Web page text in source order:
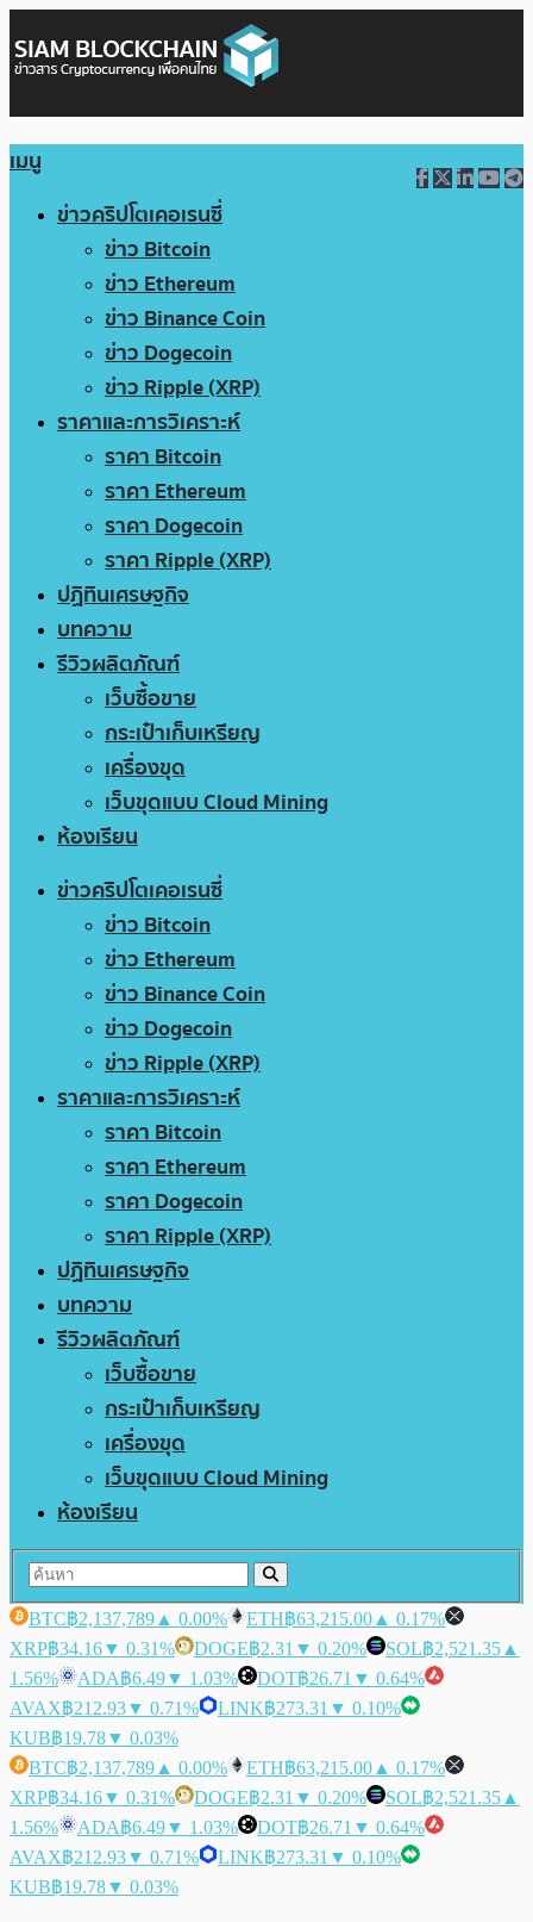
เมนู
ข่าวคริปโตเคอเรนซี่
ข่าว Bitcoin
ข่าว Ethereum
ข่าว Binance Coin
ข่าว Dogecoin
ข่าว Ripple (XRP)
ราคาและการวิเคราะห์
ราคา Bitcoin
ราคา Ethereum
ราคา Dogecoin
ราคา Ripple (XRP)
ปฏิทินเศรษฐกิจ
บทความ
รีวิวผลิตภัณฑ์
เว็บซื้อขาย
กระเป๋าเก็บเหรียญ
เครื่องขุด
เว็บขุดแบบ Cloud Mining
ห้องเรียน
ข่าวคริปโตเคอเรนซี่
ข่าว Bitcoin
ข่าว Ethereum
ข่าว Binance Coin
ข่าว Dogecoin
ข่าว Ripple (XRP)
ราคาและการวิเคราะห์
ราคา Bitcoin
ราคา Ethereum
ราคา Dogecoin
ราคา Ripple (XRP)
ปฏิทินเศรษฐกิจ
บทความ
รีวิวผลิตภัณฑ์
เว็บซื้อขาย
กระเป๋าเก็บเหรียญ
เครื่องขุด
เว็บขุดแบบ Cloud Mining
ห้องเรียน
BTC฿2,137,789 ▲ 0.00% ETH฿63,215.00 ▲ 0.17%
XRP฿34.16▼ 0.31% DOGE฿2.31 ▼ 0.20% SOL฿2,521.35 ▲
1.56%
ADA฿6.49▼ 1.03% DOT฿26.71 ▼ 0.64%
AVAX฿212.93▼ 0.71% LINK฿273.31 ▼ 0.10%
KUB฿19.78▼ 0.03%
BTC฿2,137,789 ▲ 0.00% ETH฿63,215.00 ▲ 0.17%
XRP฿34.16▼ 0.31% DOGE฿2.31 ▼ 0.20% SOL฿2,521.35 ▲
1.56%
ADA฿6.49▼ 1.03% DOT฿26.71 ▼ 0.64%
AVAX฿212.93▼ 0.71% LINK฿273.31 ▼ 0.10%
KUB฿19.78▼ 0.03%